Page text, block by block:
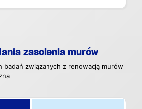
zasolenia murów
badań związanych z renowacją murów